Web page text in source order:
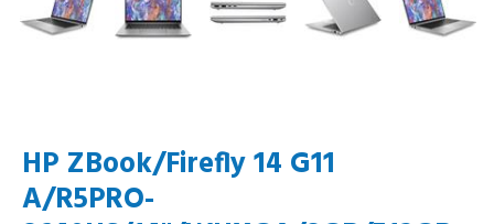
HP ZBook/Firefly 14 G11
A/R5PRO-